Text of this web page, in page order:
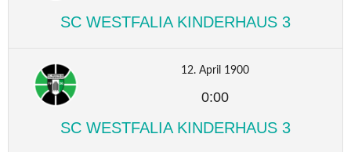
SC WESTFALIA KINDERHAUS 3
12. April 1900
0:00
SC WESTFALIA KINDERHAUS 3